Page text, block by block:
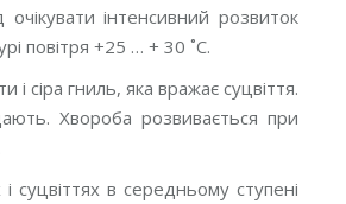
інтенсивний розвиток
повітря +25 … + 30 ˚С.
сіра гниль, яка вражає суцвіття.
Хвороба розвивається при
в середньому ступені